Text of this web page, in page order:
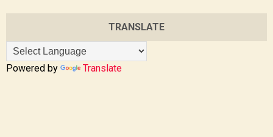
TRANSLATE
Powered by Translate